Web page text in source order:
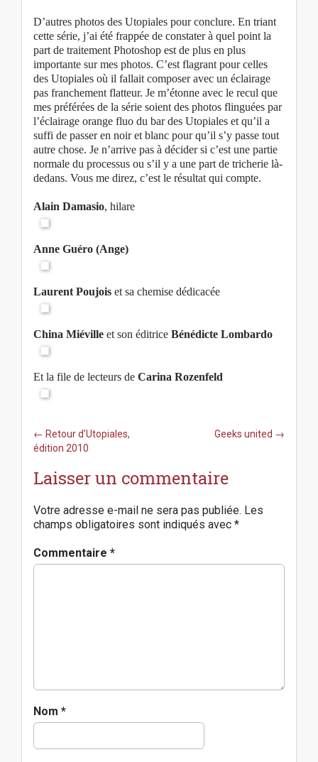
D’autres photos des Utopiales pour conclure. En triant
cette série, j’ai été frappée de constater à quel point la
part de traitement Photoshop est de plus en plus
importante sur mes photos. C’est flagrant pour celles
des Utopiales où il fallait composer avec un éclairage
pas franchement flatteur. Je m’étonne avec le recul que
mes préférées de la série soient des photos flinguées par
l’éclairage orange fluo du bar des Utopiales et qu’il a
suffi de passer en noir et blanc pour qu’il s’y passe tout
autre chose. Je n’arrive pas à décider si c’est une partie
normale du processus ou s’il y a une part de tricherie là-
dedans. Vous me direz, c’est le résultat qui compte.
Alain Damasio, hilare
Anne Guéro (Ange)
Laurent Poujois et sa chemise dédicacée
China Miéville et son éditrice Bénédicte Lombardo
Et la file de lecteurs de Carina Rozenfeld
P
o
t
a
v
g
a
← Retour d’Utopiales,
édition 2010
Geeks united →
Laisser un commentaire
Votre adresse e-mail ne sera pas publiée. Les
champs obligatoires sont indiqués avec *
Commentaire *
Nom *